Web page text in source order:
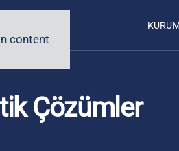
content
Çözümler